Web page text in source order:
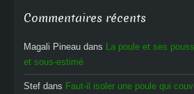
Commentaires récents
Magali Pineau dans La poule et ses
et sous-estimé
Stef dans Faut-il isoler une poule qui